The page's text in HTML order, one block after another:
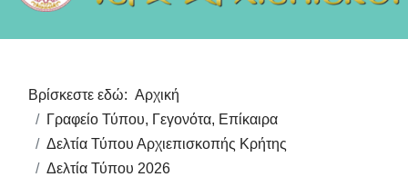
Βρίσκεστε εδώ: Αρχική
Γραφείο Τύπου, Γεγονότα, Επίκαιρα
Δελτία Τύπου Αρχιεπισκοπής Κρήτης
Δελτία Τύπου 2026